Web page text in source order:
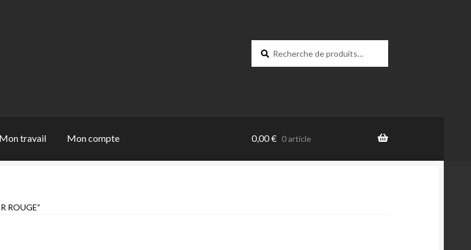
Mon travail Mon compte 0,00€ 0 article
ROUGE”